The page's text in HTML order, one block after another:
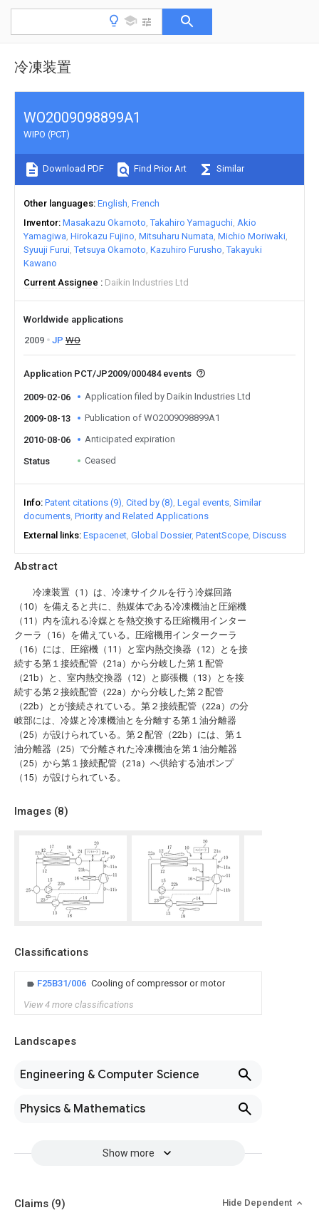
冷凍装置
Abstract
冷凍装置（1）は、冷凍サイクルを行う冷媒回路
（10）を備えると共に、熱媒体である冷凍機油と圧縮機
（11）内を流れる冷媒とを熱交換する圧縮機用インター
クーラ（16）を備えている。圧縮機用インタークーラ
（16）には、圧縮機（11）と室内熱交換器（12）とを接
続する第１接続配管（21a）から分岐した第１配管
（21b）と、室内熱交換器（12）と膨張機（13）とを接
続する第２接続配管（22a）から分岐した第２配管
（22b）とが接続されている。第２接続配管（22a）の分
岐部には、冷媒と冷凍機油とを分離する第１油分離器
（25）が設けられている。第２配管（22b）には、第１
油分離器（25）で分離された冷凍機油を第１油分離器
（25）から第１接続配管（21a）へ供給する油ポンプ
（15）が設けられている。
Images (8)
Classifications
F25B31/006 Cooling of compressor or motor
View 4 more classifications
Landscapes
Engineering & Computer Science
Physics & Mathematics
Show more
WO2009098899A1
WIPO (PCT)
Download PDF Find Prior Art Similar
Other languages English French
Inventor Masakazu Okamoto Takahiro Yamaguchi Akio
Yamagiwa Hirokazu Fujino Mitsuharu Numata Michio Moriwaki
Syuuji Furui Tetsuya Okamoto Kazuhiro Furusho Takayuki
Kawano
Current Assignee
Daikin Industries Ltd
Worldwide applications
2009
JP WO
Application PCT/JP2009/000484 events
2009-02-06 Application filed by Daikin Industries Ltd
2009-08-13 Publication of WO2009098899A1
2010-08-06 Anticipated expiration
Status Ceased
Info Patent citations (9) Cited by (8) Legal events Similar
documents Priority and Related Applications
External links Espacenet Global Dossier PatentScope Discuss
Claims (9) Hide Dependent